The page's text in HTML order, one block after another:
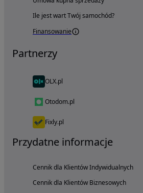
Ile jest wart Twój samochód?
Finansowanie
Partnerzy
OLX.pl
Otodom.pl
Fixly.pl
Przydatne informacje
Cennik dla Klientów Indywidualnych
Cennik dla Klientów Biznesowych